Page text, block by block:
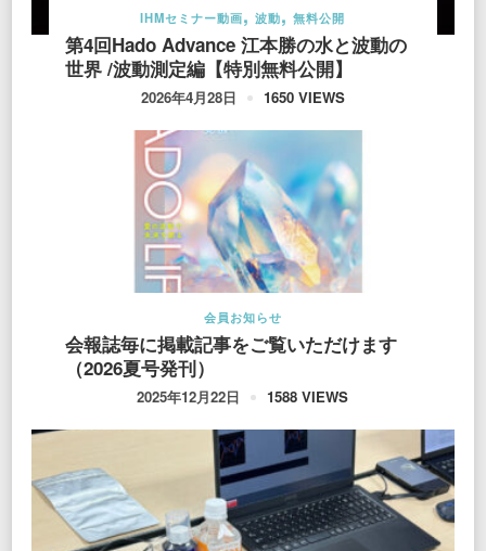
IHMセミナー動画 波動 無料公開
第4回Hado Advance 江本勝の水と波動の
世界 /波動測定編【特別無料公開】
2026年4月28日 1650 VIEWS
会員お知らせ
会報誌毎に掲載記事をご覧いただけます
（2026夏号発刊）
2025年12月22日 1588 VIEWS